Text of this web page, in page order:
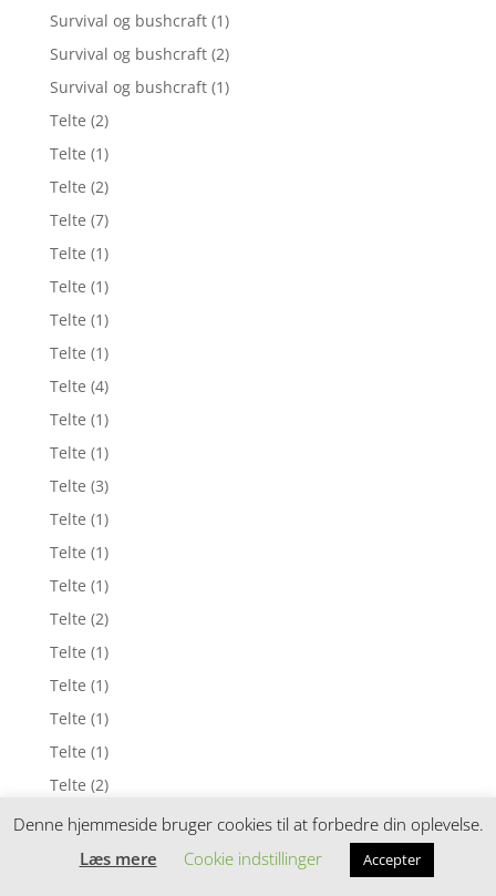
Survival og bushcraft (1)
Survival og bushcraft (2)
Survival og bushcraft (1)
Telte (2)
Telte (1)
Telte (2)
Telte (7)
Telte (1)
Telte (1)
Telte (1)
Telte (1)
Telte (4)
Telte (1)
Telte (1)
Telte (3)
Telte (1)
Telte (1)
Telte (1)
Telte (2)
Telte (1)
Telte (1)
Telte (1)
Telte (1)
Telte (2)
Telte (1)
Telte (1)
Denne hjemmeside bruger cookies til at forbedre din oplevelse.
Læs mere
Cookie indstillinger Accepter